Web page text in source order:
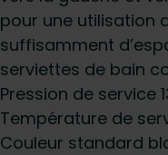
pour une utilisation
suffisamment
serviettes de bain
Pression de service
Température de
Couleur standard